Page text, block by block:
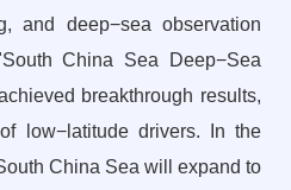
and deep−sea observation
China Sea Deep−Sea
breakthrough results,
low−latitude drivers. In the
China Sea will expand to